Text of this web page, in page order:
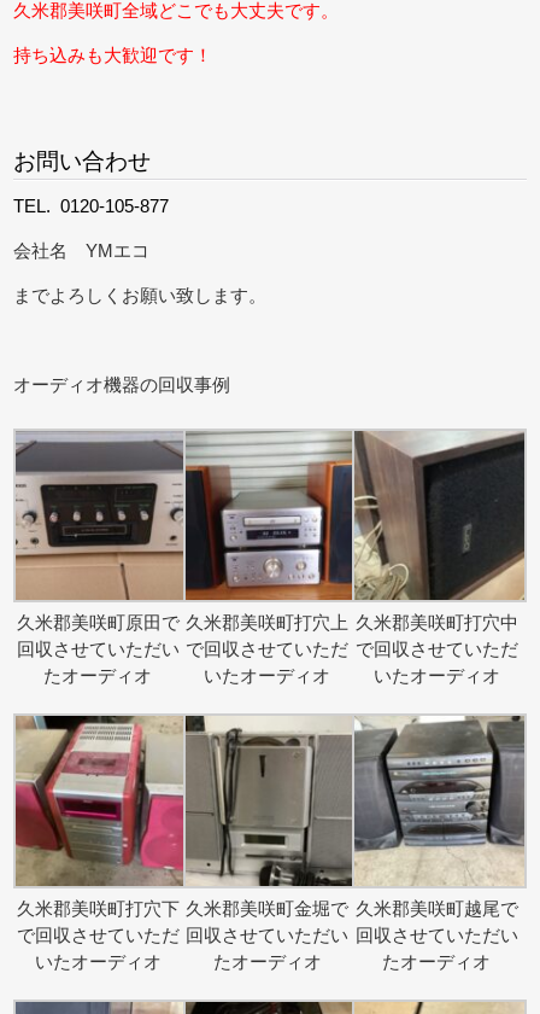
久米郡美咲町全域どこでも大丈夫です。
持ち込みも大歓迎です！
お問い合わせ
TEL. 0120-105-877
会社名 YMエコ
までよろしくお願い致します。
オーディオ機器の回収事例
久米郡美咲町原田で
回収させていただい
たオーディオ
久米郡美咲町打穴上
で回収させていただ
いたオーディオ
久米郡美咲町打穴中
で回収させていただ
いたオーディオ
久米郡美咲町打穴下
で回収させていただ
いたオーディオ
久米郡美咲町金堀で
回収させていただい
たオーディオ
久米郡美咲町越尾で
回収させていただい
たオーディオ